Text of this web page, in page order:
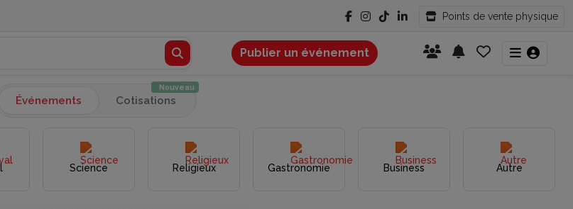
Points de vente physique
Publier un événement
Événements Cotisations
Nouveau
Science Religieux Gastronomie Business Autre